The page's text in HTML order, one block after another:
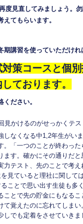
度見直してみましょう。
てもらいます。
期講習を使っていただけれ
策コースと個
ております。
ださい。
見かけるのがせっかくテ
しなくなる中1,2年生がい
。「一つのことが終わった
ます。確かにその通りだ
力テスト、先のことで考
見ていると理社に関して
ことで思い出す生徒も多
ことで先の貯金にもなるこ
て覚えたのに忘れてしま
しでも定着をさせていきま